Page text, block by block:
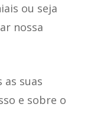
ou seja
nossa
suas
e sobre o